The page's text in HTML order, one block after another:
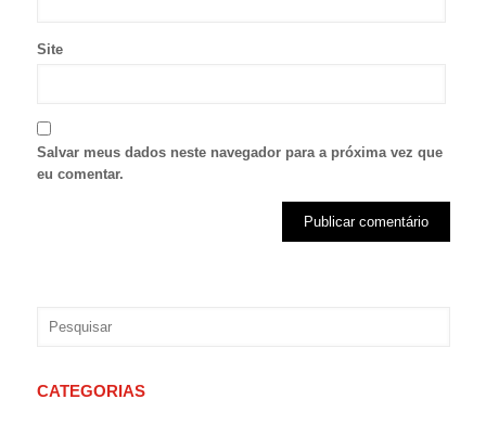
Site
Salvar meus dados neste navegador para a próxima vez que
eu comentar.
CATEGORIAS